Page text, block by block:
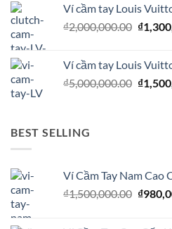
là:
Ví cầm tay Louis
₫2,000,000.00 Giá
₫
Ví cầm tay Louis
₫5,000,000.00 Giá
₫
BEST SELLING
Ví Cầm Tay Nam Cao
₫1,500,000.00 Giá
₫